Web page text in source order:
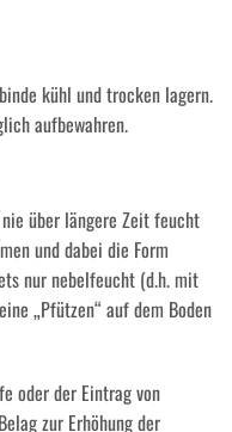
kühl und trocken lagern.
aufbewahren.
über längere Zeit feucht
und dabei die Form
nur nebelfeucht (d.h. mit
„Pfützen“ auf dem Boden
oder der Eintrag von
zur Erhöhung der